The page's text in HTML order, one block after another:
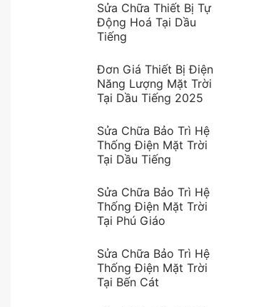
Sửa Chữa Thiết Bị Tự
Động Hoá Tại Dầu
Tiếng
Đơn Giá Thiết Bị Điện
Năng Lượng Mặt Trời
Tại Dầu Tiếng 2025
Sửa Chữa Bảo Trì Hệ
Thống Điện Mặt Trời
Tại Dầu Tiếng
Sửa Chữa Bảo Trì Hệ
Thống Điện Mặt Trời
Tại Phú Giáo
Sửa Chữa Bảo Trì Hệ
Thống Điện Mặt Trời
Tại Bến Cát